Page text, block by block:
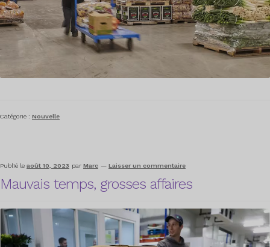
Catégorie : Nouvelle
Publié le août 10, 2023 par Marc — Laisser un commentaire
Mauvais temps, grosses affaires